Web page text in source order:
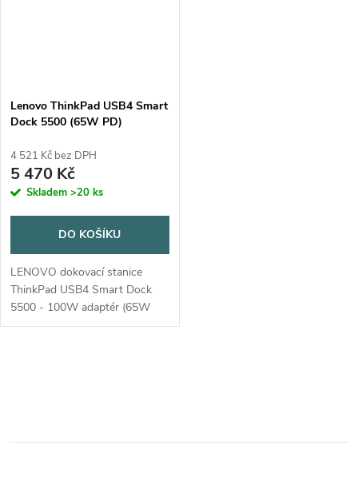
Lenovo ThinkPad USB4 Smart
Dock 5500 (65W PD)
4 521 Kč bez DPH
5 470 Kč
Skladem >20 ks
DO KOŠÍKU
LENOVO dokovací stanice
ThinkPad USB4 Smart Dock
5500 - 100W adaptér (65W
PD)Lenovo ThinkPad USB4
l